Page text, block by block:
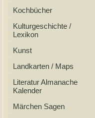
Kochbücher
Kulturgeschichte /
Lexikon
Kunst
Landkarten / Maps
Literatur Almanache
Kalender
Märchen Sagen